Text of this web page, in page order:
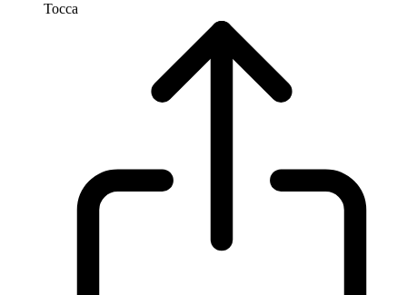
Tocca